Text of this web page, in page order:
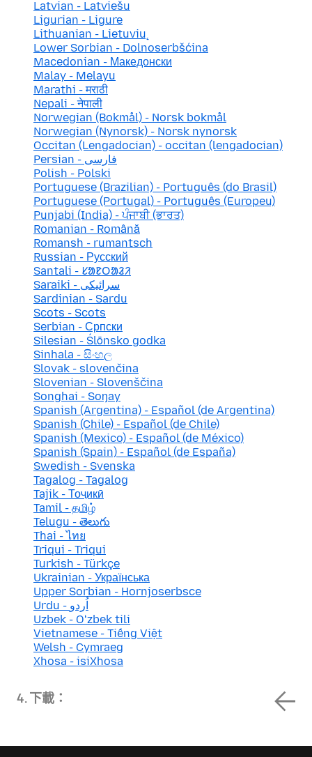
Latvian - Latviešu
Ligurian - Ligure
Lithuanian - Lietuvių
Lower Sorbian - Dolnoserbšćina
Macedonian - Македонски
Malay - Melayu
Marathi - मराठी
Nepali - नेपाली
Norwegian (Bokmål) - Norsk bokmål
Norwegian (Nynorsk) - Norsk nynorsk
Occitan (Lengadocian) - occitan (lengadocian)
Persian - فارسی
Polish - Polski
Portuguese (Brazilian) - Português (do Brasil)
Portuguese (Portugal) - Português (Europeu)
Punjabi (India) - ਪੰਜਾਬੀ (ਭਾਰਤ)
Romanian - Română
Romansh - rumantsch
Russian - Русский
Santali - ᱥᱟᱱᱛᱟᱲᱤ
Saraiki - سرائیکی
Sardinian - Sardu
Scots - Scots
Serbian - Српски
Silesian - Ślōnsko godka
Sinhala - සිංහල
Slovak - slovenčina
Slovenian - Slovenščina
Songhai - Soŋay
Spanish (Argentina) - Español (de Argentina)
Spanish (Chile) - Español (de Chile)
Spanish (Mexico) - Español (de México)
Spanish (Spain) - Español (de España)
Swedish - Svenska
Tagalog - Tagalog
Tajik - Тоҷикӣ
Tamil - தமிழ்
Telugu - తెలుగు
Thai - ไทย
Triqui - Triqui
Turkish - Türkçe
Ukrainian - Українська
Upper Sorbian - Hornjoserbsce
Urdu - اُردو
Uzbek - Oʻzbek tili
Vietnamese - Tiếng Việt
Welsh - Cymraeg
Xhosa - isiXhosa
4. 下載：